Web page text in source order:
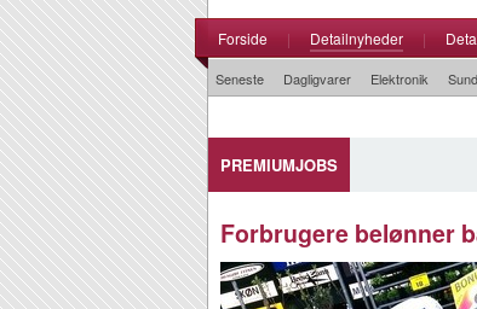
Forside | Detailnyheder |
Seneste Dagligvarer Elektronik
PREMIUMJOBS
Forbrugere belønner